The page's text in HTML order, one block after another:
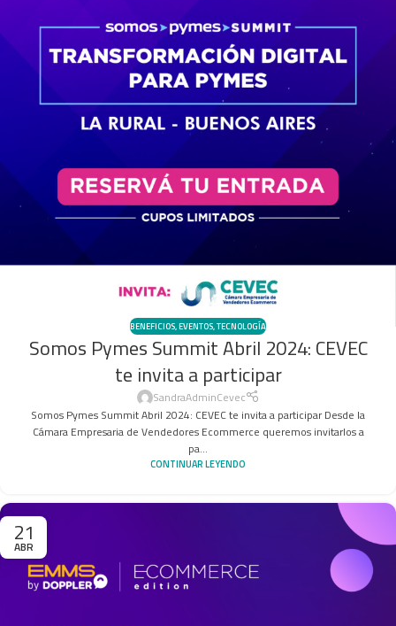
BENEFICIOS,EVENTOS,TECNOLOGÍA
Somos Pymes Summit Abril 2024: CEVEC
te invita a participar
SandraAdminCevec
Somos Pymes Summit Abril 2024: CEVEC te invita a participar Desde la
Cámara Empresaria de Vendedores Ecommerce queremos invitarlos a
pa...
CONTINUAR LEYENDO
21
ABR